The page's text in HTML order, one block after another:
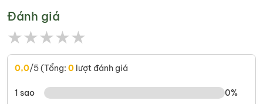
Đánh giá
★★★★★
0,0/5 (Tổng: 0 lượt đánh giá
1 sao
0%